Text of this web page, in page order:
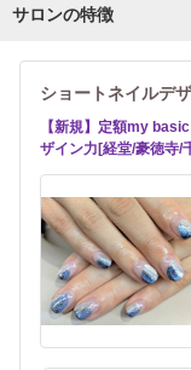
サロンの特徴
ショートネイルデ
【新規】定額my
ザイン力[経堂/豪徳寺/